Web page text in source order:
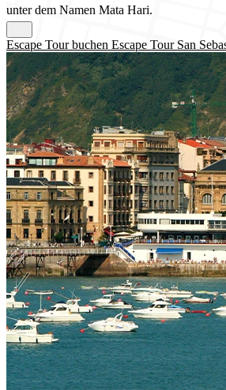
unter dem Namen Mata Hari.
Escape Tour buchen Escape Tour San